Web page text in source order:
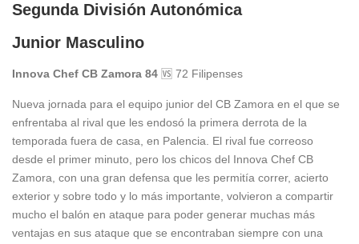
Segunda División Autonómica
Junior Masculino
Innova Chef CB Zamora 84 🆚 72 Filipenses
Nueva jornada para el equipo junior del CB Zamora en el que se
enfrentaba al rival que les endosó la primera derrota de la
temporada fuera de casa, en Palencia. El rival fue correoso
desde el primer minuto, pero los chicos del Innova Chef CB
Zamora, con una gran defensa que les permitía correr, acierto
exterior y sobre todo y lo más importante, volvieron a compartir
mucho el balón en ataque para poder generar muchas más
ventajas en sus ataque que se encontraban siempre con una